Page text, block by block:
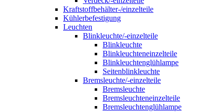
Kraftstoffbehälter-/einzelteile
Kühlerbefestigung
Leuchten
Blinkleuchte/-einzelteile
Blinkleuchte
Blinkleuchteneinzelteile
Blinkleuchtenglühlampe
Seitenblinkleuchte
Bremsleuchte/-einzelteile
Bremsleuchte
Bremsleuchteneinzelteile
Bremsleuchtenglühlampe